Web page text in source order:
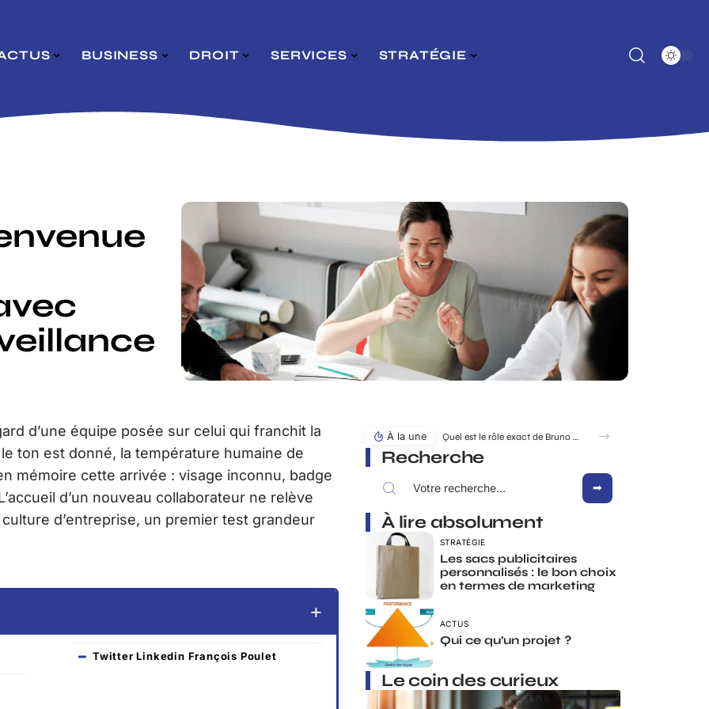
BUSINESS DROIT SERVICES STRATÉGIE
d’une équipe posée sur celui qui franchit la
ton est donné, la température humaine de
mémoire cette arrivée : visage inconnu, badge
d’un nouveau collaborateur ne relève
d’entreprise, un premier test grandeur
Twitter Linkedin François Poulet
À la une Quel est le rôle exact de Bruno Pesery dans la carrière d’Isabelle Carré ?
Recherche
À lire absolument
STRATÉGIE
Les sacs publicitaires
personnalisés : le bon choix
en termes de marketing
ACTUS
Qui ce qu’un projet ?
Le coin des curieux